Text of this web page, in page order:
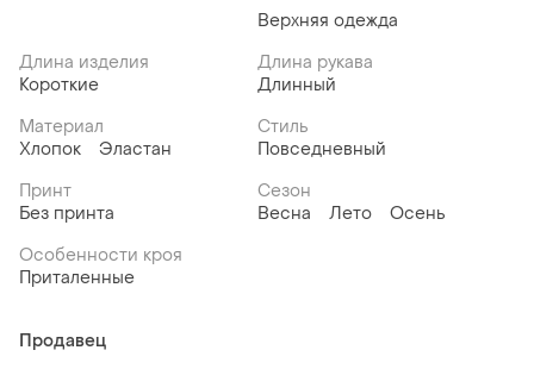
Верхняя одежда
Длина изделия
Короткие
Длина рукава
Длинный
Материал
Хлопок
Эластан
Стиль
Повседневный
Принт
Без принта
Сезон
Весна
Лето
Осень
Особенности кроя
Приталенные
Продавец